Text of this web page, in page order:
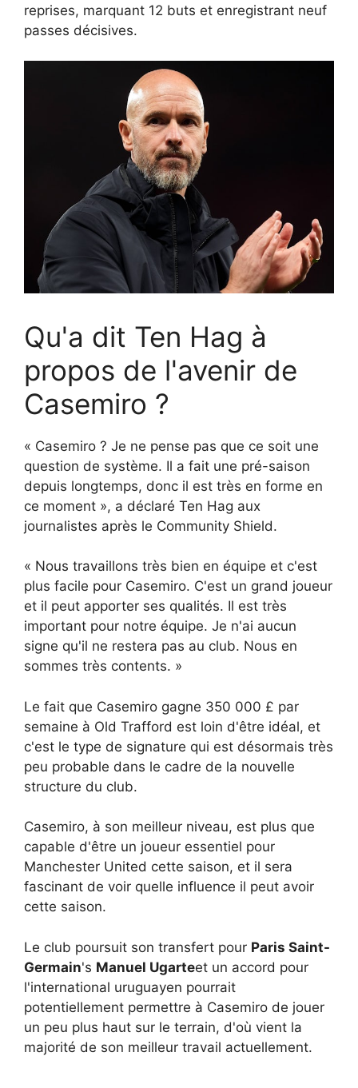
reprises, marquant 12 buts et enregistrant neuf
passes décisives.
Qu'a dit Ten Hag à
propos de l'avenir de
Casemiro ?
« Casemiro ? Je ne pense pas que ce soit une
question de système. Il a fait une pré-saison
depuis longtemps, donc il est très en forme en
ce moment », a déclaré Ten Hag aux
journalistes après le Community Shield.
« Nous travaillons très bien en équipe et c'est
plus facile pour Casemiro. C'est un grand joueur
et il peut apporter ses qualités. Il est très
important pour notre équipe. Je n'ai aucun
signe qu'il ne restera pas au club. Nous en
sommes très contents. »
Le fait que Casemiro gagne 350 000 £ par
semaine à Old Trafford est loin d'être idéal, et
c'est le type de signature qui est désormais très
peu probable dans le cadre de la nouvelle
structure du club.
Casemiro, à son meilleur niveau, est plus que
capable d'être un joueur essentiel pour
Manchester United cette saison, et il sera
fascinant de voir quelle influence il peut avoir
cette saison.
Le club poursuit son transfert pour Paris Saint-
Germain's Manuel Ugarteet un accord pour
l'international uruguayen pourrait
potentiellement permettre à Casemiro de jouer
un peu plus haut sur le terrain, d'où vient la
majorité de son meilleur travail actuellement.